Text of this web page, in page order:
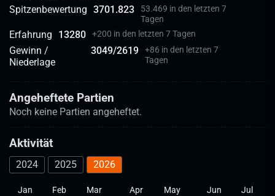
Spitzenbewertung 3701.823
53.469 in den letzten 7
Tagen
Erfahrung 13280 +200 in den letzten 7 Tagen
Gewinn /
Niederlage
3049/2619 +86 in den letzten 7
Tagen
Angeheftete Partien
Noch keine Partien angeheftet.
Aktivität
2024 2025 2026
Jan Feb Mar Apr May Jun Jul